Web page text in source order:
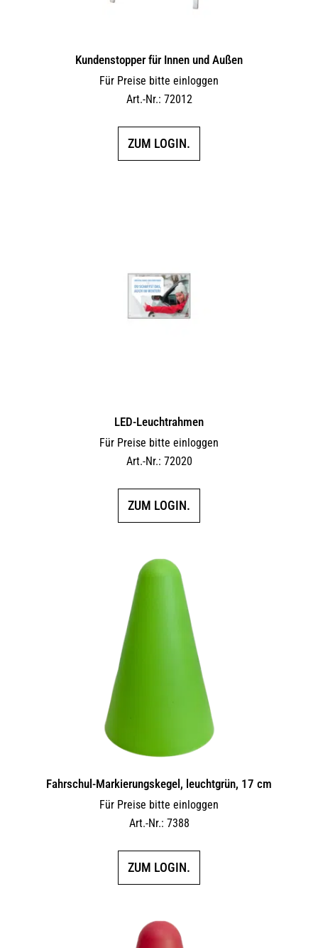
Kundenstopper für Innen und Außen
Für Preise bitte einloggen
Art.-Nr.: 72012
ZUM LOGIN.
LED-Leuchtrahmen
Für Preise bitte einloggen
Art.-Nr.: 72020
ZUM LOGIN.
Fahrschul-Markierungskegel, leuchtgrün, 17 cm
Für Preise bitte einloggen
Art.-Nr.: 7388
ZUM LOGIN.